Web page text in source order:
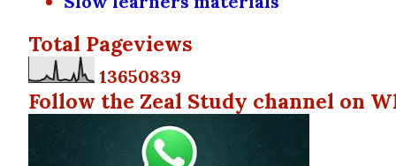
Total Pageviews
13650839
Follow the Zeal Study channel on